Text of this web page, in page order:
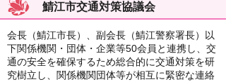
鯖江市交通対策協議会
会長（鯖江市長）、副会長（鯖江警察署長）以
下関係機関・団体・企業等50会員と連携し、交
通の安全を確保するため総合的に交通対策を研
究樹立し、関係機関団体等が相互に緊密な連絡